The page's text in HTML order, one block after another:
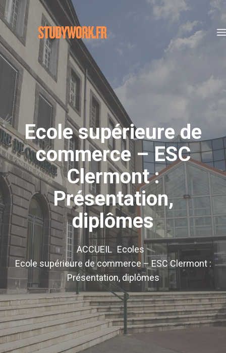
Aller
au
contenu
Ecole supérieure de
commerce – ESC
Clermont :
Présentation,
diplômes
ACCUEIL Ecoles
Ecole supérieure de commerce – ESC Clermont :
Présentation, diplômes